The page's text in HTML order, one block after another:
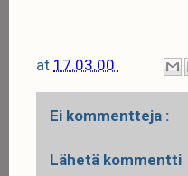
at 17.03.00
Ei kommentteja :
Lähetä kommentti